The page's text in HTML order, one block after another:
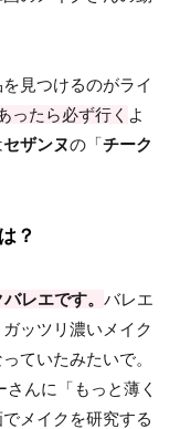
見つけるのがライ
ったら必ず行く よ
セザンヌの「チーク
？
レエです。 バレエ
ッツリ濃いメイク
ていたみたいで。
んに「もっと薄く
メイクを研究する